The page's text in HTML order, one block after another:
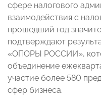
сфере налогового
взаимодействия с
прошедший год
подтверждают
«ОПОРЫ РОССИИ»,
объединение
участие более 580
сфер бизнеса.